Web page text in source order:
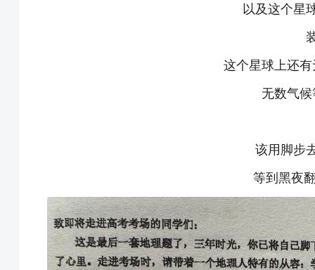
以及这个星
这个星球上还
无数气
该用脚步
等到黑夜